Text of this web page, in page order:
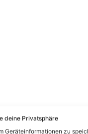
deine Privatsphäre
Geräteinformationen zu